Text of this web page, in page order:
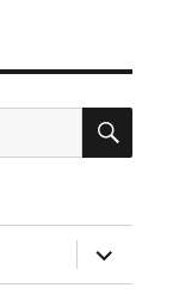
öffnen